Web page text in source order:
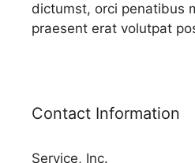
dictumst, orci penatibus
praesent erat volutpat
Contact Information
Service, Inc.